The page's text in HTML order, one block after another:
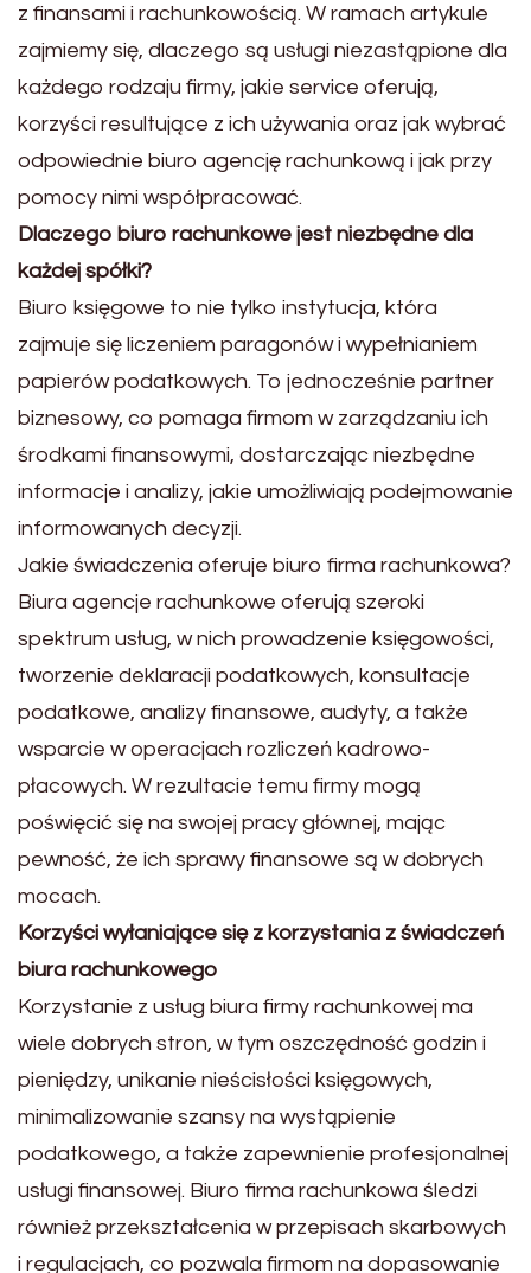
z finansami i rachunkowością. W ramach artykule
zajmiemy się, dlaczego są usługi niezastąpione dla
każdego rodzaju firmy, jakie service oferują,
korzyści resultujące z ich używania oraz jak wybrać
odpowiednie biuro agencję rachunkową i jak przy
pomocy nimi współpracować.
Dlaczego biuro rachunkowe jest niezbędne dla
każdej spółki?
Biuro księgowe to nie tylko instytucja, która
zajmuje się liczeniem paragonów i wypełnianiem
papierów podatkowych. To jednocześnie partner
biznesowy, co pomaga firmom w zarządzaniu ich
środkami finansowymi, dostarczając niezbędne
informacje i analizy, jakie umożliwiają podejmowanie
informowanych decyzji.
Jakie świadczenia oferuje biuro firma rachunkowa?
Biura agencje rachunkowe oferują szeroki
spektrum usług, w nich prowadzenie księgowości,
tworzenie deklaracji podatkowych, konsultacje
podatkowe, analizy finansowe, audyty, a także
wsparcie w operacjach rozliczeń kadrowo-
płacowych. W rezultacie temu firmy mogą
poświęcić się na swojej pracy głównej, mając
pewność, że ich sprawy finansowe są w dobrych
mocach.
Korzyści wyłaniające się z korzystania z świadczeń
biura rachunkowego
Korzystanie z usług biura firmy rachunkowej ma
wiele dobrych stron, w tym oszczędność godzin i
pieniędzy, unikanie nieścisłości księgowych,
minimalizowanie szansy na wystąpienie
podatkowego, a także zapewnienie profesjonalnej
usługi finansowej. Biuro firma rachunkowa śledzi
również przekształcenia w przepisach skarbowych
i regulacjach, co pozwala firmom na dopasowanie